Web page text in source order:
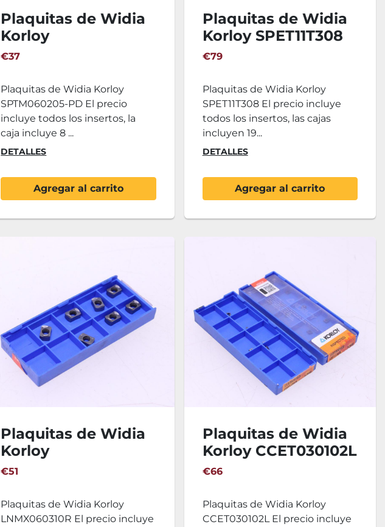
Plaquitas de Widia
Korloy
SPTM060205-PD
€37
Plaquitas de Widia Korloy
SPTM060205-PD El precio
incluye todos los insertos, la
caja incluye 8 ...
DETALLES
Agregar al carrito
Plaquitas de Widia
Korloy SPET11T308
€79
Plaquitas de Widia Korloy
SPET11T308 El precio incluye
todos los insertos, las cajas
incluyen 19...
DETALLES
Agregar al carrito
Plaquitas de Widia
Korloy
LNMX060310R
€51
Plaquitas de Widia Korloy
LNMX060310R El precio incluye
Plaquitas de Widia
Korloy CCET030102L
€66
Plaquitas de Widia Korloy
CCET030102L El precio incluye